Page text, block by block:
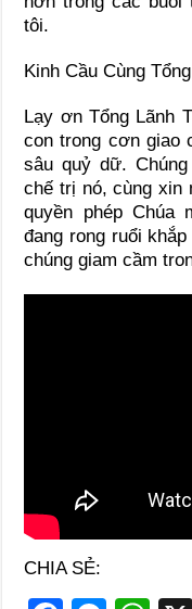
tôi.
Kinh Cầu Cùng
Lạy ơn Tổng Lãnh
con trong cơn giao
sâu quỷ dữ.
chế trị nó, cùng xin
quyền phép Chúa
đang rong ruổi
chúng giam cầm
CHIA SẺ: